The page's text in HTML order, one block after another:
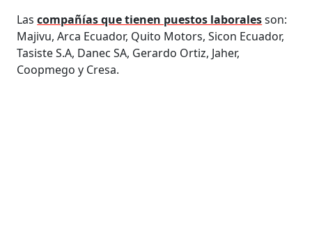
Lascompañías que tienen puestos laboralesson:
Majivu, Arca Ecuador, Quito Motors, Sicon Ecuador,
Tasiste S.A, Danec SA, Gerardo Ortiz, Jaher,
Coopmego y Cresa.